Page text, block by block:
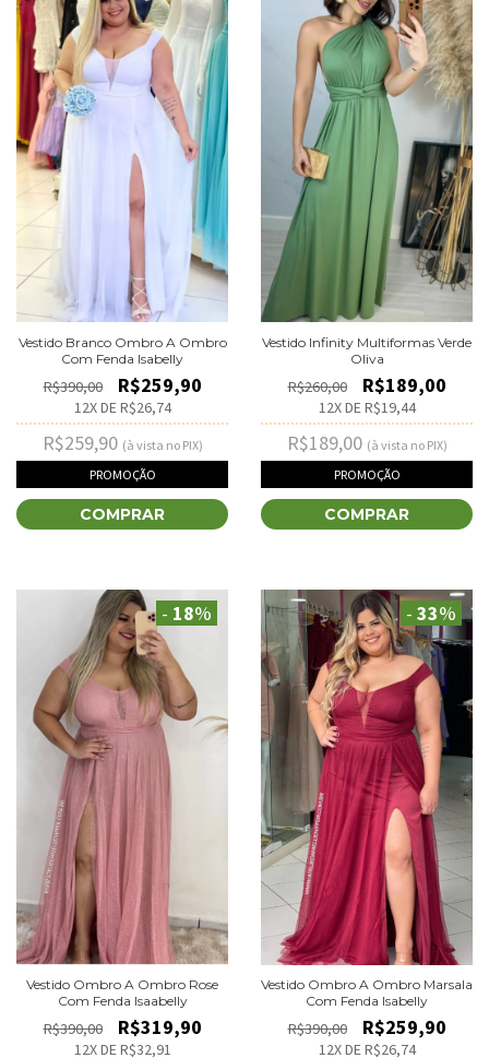
Vestido Branco Ombro A Ombro
Com Fenda Isabelly
R$390,00 R$259,90
12X DER$26,74
R$259,90 (à vista no PIX)
PROMOÇÃO
COMPRAR
Vestido Infinity Multiformas Verde
Oliva
R$260,00 R$189,00
12X DER$19,44
R$189,00 (à vista no PIX)
PROMOÇÃO
COMPRAR
- 18%
Vestido Ombro A Ombro Rose
Com Fenda Isaabelly
R$390,00 R$319,90
12X DER$32,91
- 33%
Vestido Ombro A Ombro Marsala
Com Fenda Isabelly
R$390,00 R$259,90
12X DER$26,74